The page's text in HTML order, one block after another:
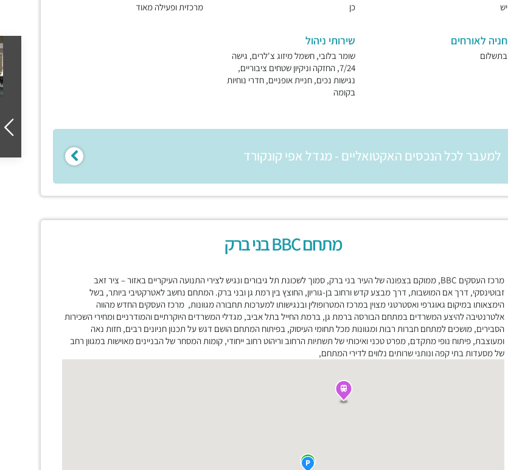
יש כן מרכזית ופעילה מאוד
חניה לאורחים
בתשלום
שירותי ניהול
שומר בלובי, חשמל מיזוג צ'לרים, גישה
7/24, החזקה וניקיון שטחים ציבוריים,
נגישות נכים, חניית אופניים, חדרי נוחיות
בקומה
למעבר לכל הנכסים האקטואליים - מגדל אפי קונקורד
מתחם BBC בני ברק
מרכז העסקים BBC, ממוקם בצפונה של העיר בני ברק, סמוך לשכונת תל גיבורים ונגיש לצירי התנועה העיקריים באזור – ציר זאב
זבוטינסקי, דרך אם המושבות, דרך מבצע קדש ורחוב בן-גוריון, החוצץ בין רמת גן ובני ברק. המתחם נחשב לאטרקטיבי ביותר, בשל
הימצאותו במיקום גאוגרפי ואסטרטגי מצוין במרכז המטרופולין ובנגישותו למערכות תחבורה מגוונות, מרכז העסקים החדש מהווה
אלטרנטיבה להיצע המשרדים במתחם הבורסה ברמת גן, ברמת החייל בתל אביב, מגדלי המשרדים היוקרתיים והמודרניים ומחירי השכירות
הסבירים, מושכים למתחם חברות רבות ומגוונות מכל תחומי העיסוק, בפיתוח המתחם הושם דגש על תכנון חניונים רבים, חזות נאה
ומעוצבת, פיתוח נופי מתקדם, מפרט טכני ואיכותי של תשתיות הרחוב וריהוט רחוב ייחודי, קומות המסחר של הבניינים מאוישות במגוון רחב
של מסעדות בתי קפה ונותני שרותים נלווים לדירי המתחם,